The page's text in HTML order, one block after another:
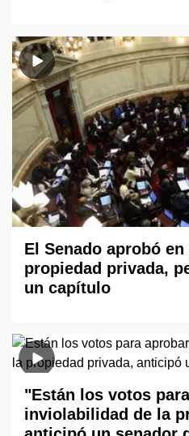
El Senado aprobó
propiedad privada,
un capítulo
"Están los votos
inviolabilidad de la